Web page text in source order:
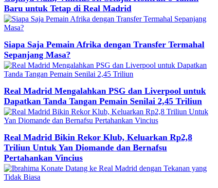
Baru untuk Tetap di Real Madrid
Siapa Saja Pemain Afrika dengan Transfer Termahal
Sepanjang Masa?
Real Madrid Mengalahkan PSG dan Liverpool untuk
Dapatkan Tanda Tangan Pemain Senilai 2,45 Triliun
Real Madrid Bikin Rekor Klub, Keluarkan Rp2,8
Triliun Untuk Yan Diomande dan Bernafsu
Pertahankan Vincius